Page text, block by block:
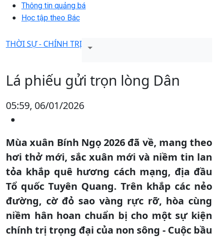
Thông tin quảng bá
Học tập theo Bác
THỜI SỰ - CHÍNH TRỊ
Lá phiếu gửi trọn lòng Dân
05:59, 06/01/2026
Mùa xuân Bính Ngọ 2026 đã về, mang theo
hơi thở mới, sắc xuân mới và niềm tin lan
tỏa khắp quê hương cách mạng, địa đầu
Tổ quốc Tuyên Quang. Trên khắp các nẻo
đường, cờ đỏ sao vàng rực rỡ, hòa cùng
niềm hân hoan chuẩn bị cho một sự kiện
chính trị trọng đại của non sông - Cuộc bầu